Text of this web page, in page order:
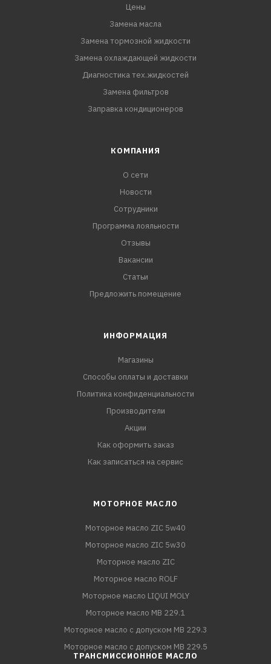
Цены
Замена масла
Замена тормозной жидкости
Замена охлаждающей жидкости
Диагностика тех.жидкостей
Замена фильтров
Заправка кондиционеров
КОМПАНИЯ
О сети
Новости
Сотрудники
Программа лояльности
Отзывы
Вакансии
Статьи
Предложить помещение
ИНФОРМАЦИЯ
Магазины
Способы оплаты и доставки
Политика конфиденциальности
Производители
Акции
Как оформить заказ
Как записаться на сервис
МОТОРНОЕ МАСЛО
Моторное масло ZIC 5w40
Моторное масло ZIC 5w30
Моторное масло ZIC
Моторное масло ROLF
Моторное масло LIQUI MOLY
Моторное масло MB 229.1
Моторное масло с допуском MB 229.3
Моторное масло с допуском MB 229.5
ТРАНСМИССИОННОЕ МАСЛО